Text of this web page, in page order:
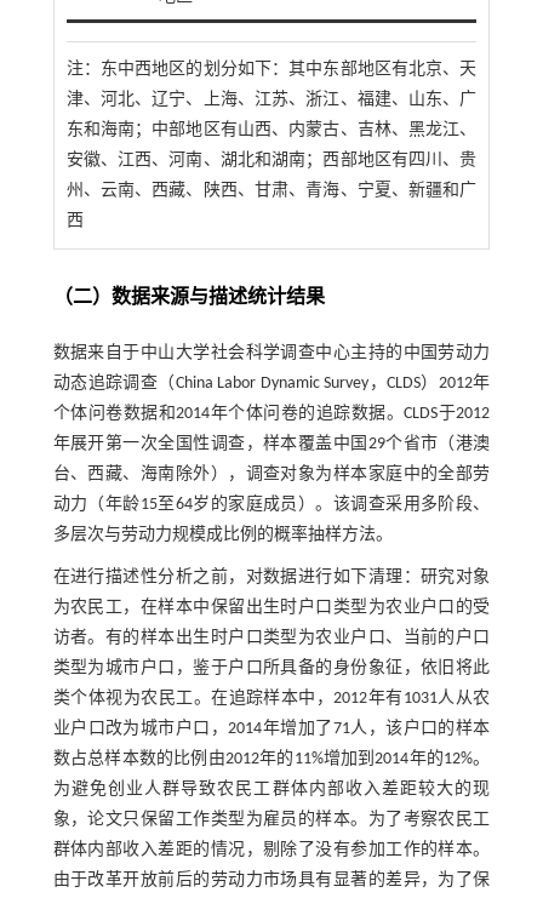
注： 东中西地区的划分如下：其中东部地区有北京、天
津、河北、辽宁、上海、江苏、浙江、福建、山东、广
东和海南；中部地区有山西、内蒙古、吉林、黑龙江、
安徽、江西、河南、湖北和湖南；西部地区有四川、贵
州、云南、西藏、陕西、甘肃、青海、宁夏、新疆和广
西
（二）数据来源与描述统计结果
数据来自于中山大学社会科学调查中心主持的中国劳动力
动态追踪调查（China Labor Dynamic Survey，CLDS）2012年
个体问卷数据和2014年个体问卷的追踪数据。CLDS于2012
年展开第一次全国性调查，样本覆盖中国29个省市（港澳
台、西藏、海南除外），调查对象为样本家庭中的全部劳
动力（年龄15至64岁的家庭成员）。该调查采用多阶段、
多层次与劳动力规模成比例的概率抽样方法。
在进行描述性分析之前，对数据进行如下清理：研究对象
为农民工，在样本中保留出生时户口类型为农业户口的受
访者。有的样本出生时户口类型为农业户口、当前的户口
类型为城市户口，鉴于户口所具备的身份象征，依旧将此
类个体视为农民工。在追踪样本中，2012年有1031人从农
业户口改为城市户口，2014年增加了71人，该户口的样本
数占总样本数的比例由2012年的11%增加到2014年的12%。
为避免创业人群导致农民工群体内部收入差距较大的现
象，论文只保留工作类型为雇员的样本。为了考察农民工
群体内部收入差距的情况，剔除了没有参加工作的样本。
由于改革开放前后的劳动力市场具有显著的差异，为了保